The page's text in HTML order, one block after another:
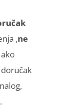
,ne